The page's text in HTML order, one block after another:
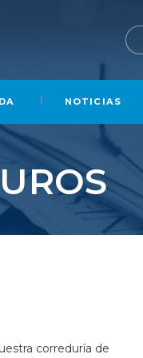
NOTICIAS
correduría de